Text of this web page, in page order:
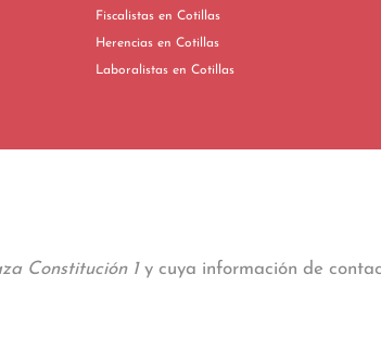
Fiscalistas en Cotillas
Herencias en Cotillas
Laboralistas en Cotillas
Constitución 1y cuya información de